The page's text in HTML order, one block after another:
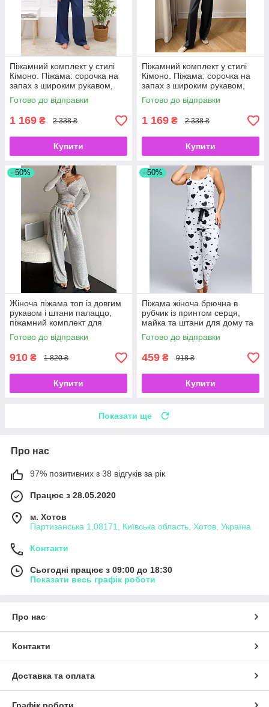
Піжамний комплект у стилі
Кімоно. Піжама: сорочка на
запах з широким рукавом,
довгі прямі штани, синя S
Готово до відправки
1 169 ₴ 2 338 ₴
Купити
Піжамний комплект у стилі
Кімоно. Піжама: сорочка на
запах з широким рукавом,
довгі прямі штани, чорнаS
Готово до відправки
1 169 ₴ 2 338 ₴
Купити
–50%
Жіноча піжама топ із довгим
рукавом і штани палаццо,
піжамний комплект для
дівчинки для дому сірий S
Готово до відправки
910 ₴ 1 820 ₴
Купити
–50%
Піжама жіноча брючна в
рубчик із принтом серця,
майка та штани для дому та
сну, чорний S
Готово до відправки
459 ₴ 918 ₴
Купити
Показати ще
Про нас
97% позитивних з 38 відгуків за рік
Працює з 28.05.2020
м. Хотов
Партизанська 1,08171, Київська область, Хотов, Україна
Контакти
Сьогодні працює з 09:00 до 18:30
Показати весь графік роботи
Про нас
Контакти
Доставка та оплата